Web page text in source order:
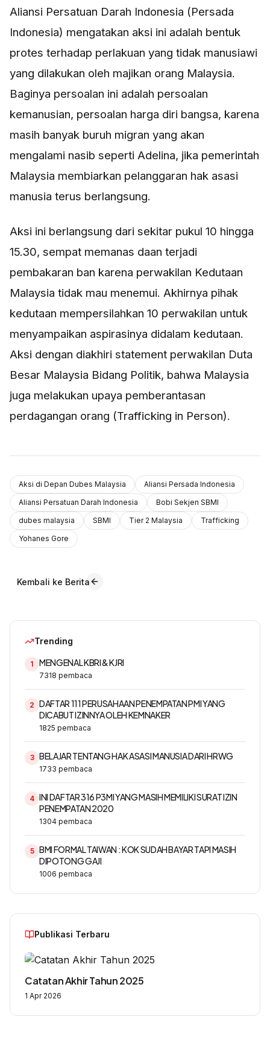
Aliansi Persatuan Darah Indonesia (Persada
Indonesia) mengatakan aksi ini adalah bentuk
protes terhadap perlakuan yang tidak manusiawi
yang dilakukan oleh majikan orang Malaysia.
Baginya persoalan ini adalah persoalan
kemanusian, persoalan harga diri bangsa, karena
masih banyak buruh migran yang akan
mengalami nasib seperti Adelina, jika pemerintah
Malaysia membiarkan pelanggaran hak asasi
manusia terus berlangsung.
Aksi ini berlangsung dari sekitar pukul 10 hingga
15.30, sempat memanas daan terjadi
pembakaran ban karena perwakilan Kedutaan
Malaysia tidak mau menemui. Akhirnya pihak
kedutaan mempersilahkan 10 perwakilan untuk
menyampaikan aspirasinya didalam kedutaan.
Aksi dengan diakhiri statement perwakilan Duta
Besar Malaysia Bidang Politik, bahwa Malaysia
juga melakukan upaya pemberantasan
perdagangan orang (Trafficking in Person).
Aksi di Depan Dubes Malaysia
Aliansi Persada Indonesia
Aliansi Persatuan Darah Indonesia
Bobi Sekjen SBMI
dubes malaysia
SBMI Tier 2 Malaysia
Trafficking
Yohanes Gore
Kembali ke Berita
Trending
1 MENGENAL KBRI & KJRI
7318 pembaca
2 DAFTAR 111 PERUSAHAAN PENEMPATAN PMI YANG
DICABUT IZINNYA OLEH KEMNAKER
1825 pembaca
3 BELAJAR TENTANG HAK ASASI MANUSIA DARI HRWG
1733 pembaca
4 INI DAFTAR 316 P3MI YANG MASIH MEMILIKI SURAT IZIN
PENEMPATAN 2020
1304 pembaca
5 BMI FORMAL TAIWAN : KOK SUDAH BAYAR TAPI MASIH
DIPOTONG GAJI
1006 pembaca
Publikasi Terbaru
Catatan Akhir Tahun 2025
1 Apr 2026